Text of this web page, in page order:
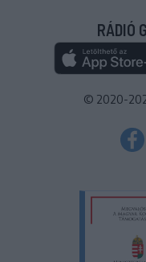
RÁDIÓ
© 2020-